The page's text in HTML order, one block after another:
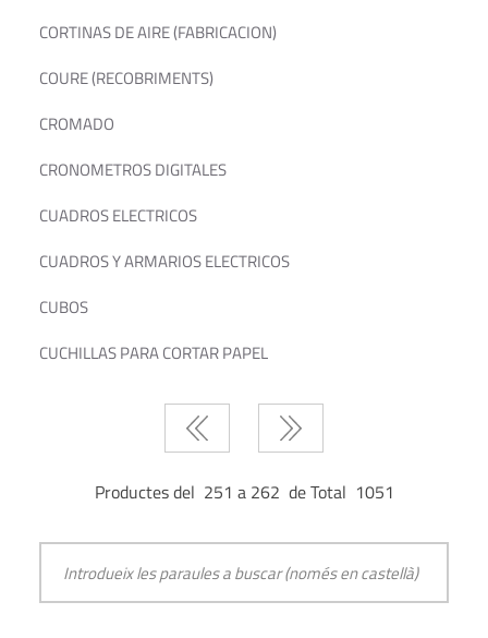
CORTINAS DE AIRE (FABRICACION)
COURE (RECOBRIMENTS)
CROMADO
CRONOMETROS DIGITALES
CUADROS ELECTRICOS
CUADROS Y ARMARIOS ELECTRICOS
CUBOS
CUCHILLAS PARA CORTAR PAPEL
Productes del 251 a 262 de Total 1051